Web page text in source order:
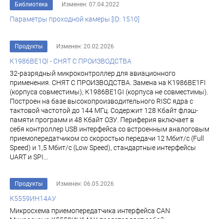
Библиотека Изменен: 07.04.2022
Параметры проходной камеры [ID: 1510]
Продукты Изменен: 20.02.2026
К1986ВЕ1QI - СНЯТ С ПРОИЗВОДСТВА
32-разрядный микроконтроллер для авиационного
применения. СНЯТ С ПРОИЗВОДСТВА. Замена на К1986ВЕ1FI
(корпуса совместимы), К1986ВЕ1GI (корпуса не совместимы).
Построен на базе высокопроизводительного RISC ядра с
тактовой частотой до 144 МГц. Содержит 128 Кбайт флэш-
памяти программ и 48 Кбайт ОЗУ. Периферия включает в
себя контроллер USB интерфейса со встроенным аналоговым
приемопередатчиком со скоростью передачи 12 Мбит/с (Full
Speed) и 1,5 Мбит/с (Low Speed), стандартные интерфейсы
UART и SPI...
Продукты Изменен: 06.05.2026
К5559ИН14АУ
Микросхема приемопередатчика интерфейса CAN